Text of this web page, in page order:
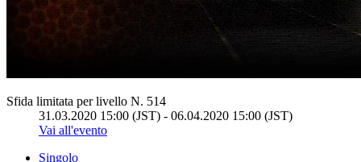
Sfida limitata per livello N. 514
31.03.2020 15:00 (JST) - 06.04.2020 15:00 (JST)
Vai all'evento
Singolo